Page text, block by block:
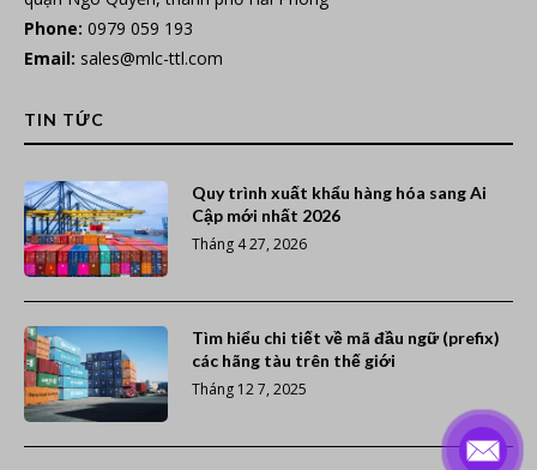
Phone: 0979 059 193
Email: sales@mlc-ttl.com
TIN TỨC
Quy trình xuất khẩu hàng hóa sang Ai
Cập mới nhất 2026
Tháng 4 27, 2026
Tìm hiểu chi tiết về mã đầu ngữ (prefix)
các hãng tàu trên thế giới
Tháng 12 7, 2025